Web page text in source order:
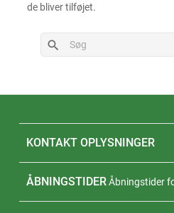
de bliver tilføjet.
search
KONTAKT OPLYSNINGER
ÅBNINGSTIDER Åbningstider